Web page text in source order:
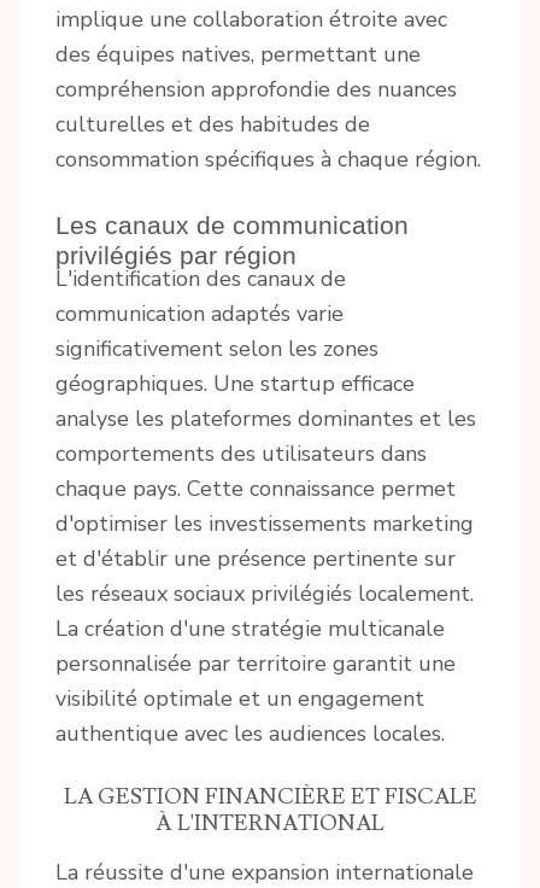
implique une collaboration étroite avec
des équipes natives, permettant une
compréhension approfondie des nuances
culturelles et des habitudes de
consommation spécifiques à chaque région.
Les canaux de communication
privilégiés par région
L'identification des canaux de
communication adaptés varie
significativement selon les zones
géographiques. Une startup efficace
analyse les plateformes dominantes et les
comportements des utilisateurs dans
chaque pays. Cette connaissance permet
d'optimiser les investissements marketing
et d'établir une présence pertinente sur
les réseaux sociaux privilégiés localement.
La création d'une stratégie multicanale
personnalisée par territoire garantit une
visibilité optimale et un engagement
authentique avec les audiences locales.
LA GESTION FINANCIÈRE ET FISCALE
À L'INTERNATIONAL
La réussite d'une expansion internationale